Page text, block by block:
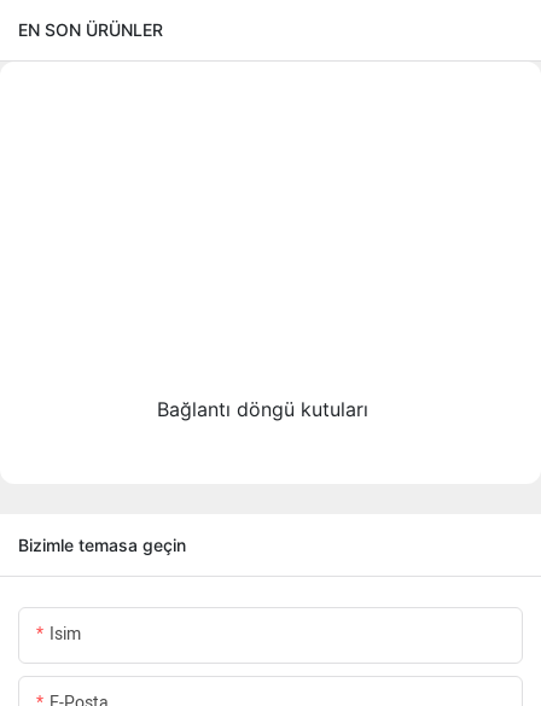
EN SON ÜRÜNLER
Bağlantı döngü kutuları
Bizimle temasa geçin
Isim